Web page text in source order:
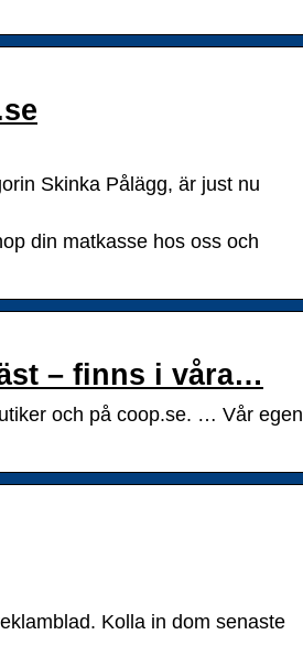
Skinka Pålägg, är just nu
din matkasse hos oss och
– finns i våra…
och på coop.se. … Vår egen
Kolla in dom senaste